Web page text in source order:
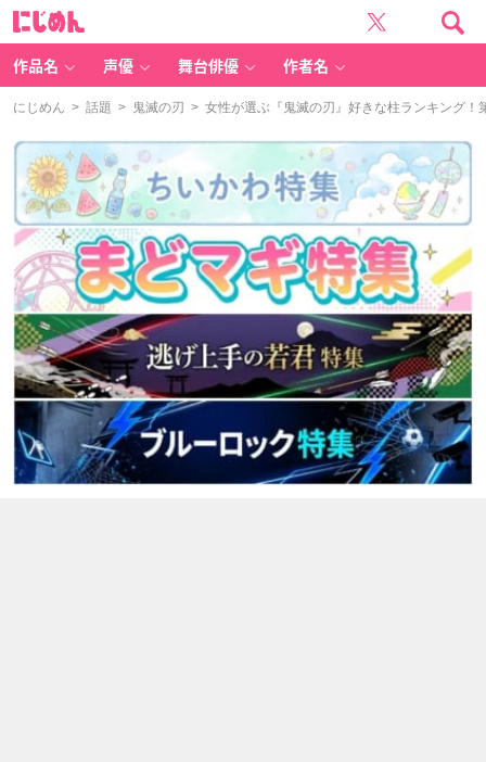
作品名 声優 舞台俳優 作者名
にじめん > 話題 > 鬼滅の刃 > 女性が選ぶ『鬼滅の刃』好きな柱ランキング！